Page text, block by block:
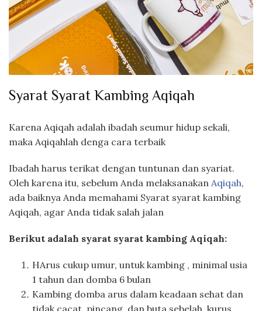
Syarat Syarat Kambing Aqiqah
Karena Aqiqah adalah ibadah seumur hidup sekali,
maka Aqiqahlah denga cara terbaik
Ibadah harus terikat dengan tuntunan dan syariat.
Oleh karena itu, sebelum Anda melaksanakan Aqiqah,
ada baiknya Anda memahami Syarat syarat kambing
Aqiqah, agar Anda tidak salah jalan
Berikut adalah syarat syarat kambing Aqiqah:
HArus cukup umur, untuk kambing , minimal usia
1 tahun dan domba 6 bulan
Kambing domba arus dalam keadaan sehat dan